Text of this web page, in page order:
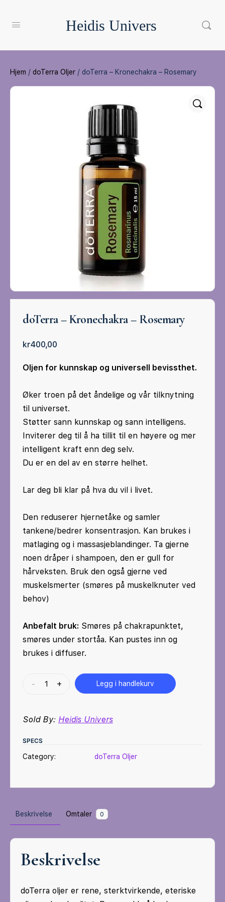
Heidis Univers
Hjem / doTerra Oljer / doTerra – Kronechakra – Rosemary
doTerra – Kronechakra – Rosemary
kr400,00
Oljen for kunnskap og universell bevissthet.
Øker troen på det åndelige og vår tilknytning
til universet.
Støtter sann kunnskap og sann intelligens.
Inviterer deg til å ha tillit til en høyere og mer
intelligent kraft enn deg selv.
Du er en del av en større helhet.
Lar deg bli klar på hva du vil i livet.
Den reduserer hjernetåke og samler
tankene/bedrer konsentrasjon. Kan brukes i
matlaging og i massasjeblandinger. Ta gjerne
noen dråper i shampoen, den er gull for
hårveksten. Bruk den også gjerne ved
muskelsmerter (smøres på muskelknuter ved
behov)
Anbefalt bruk: Smøres på chakrapunktet,
smøres under stortåa. Kan pustes inn og
brukes i diffuser.
doTerra
-
- + Legg i handlekurv
Sold By: Heidis Univers
SPECS
Category: doTerra Oljer
Beskrivelse Omtaler 0
Beskrivelse
doTerra oljer er rene, sterktvirkende, eteriske